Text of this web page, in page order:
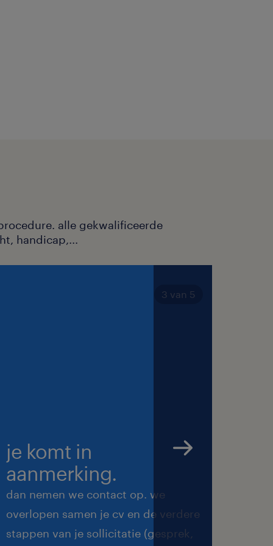
alle gekwalificeerde
handicap,...
3 van 5
je komt in
aanmerking.
dan nemen we contact op. we
overlopen samen je cv en de verdere
stappen van je sollicitatie (gesprek,